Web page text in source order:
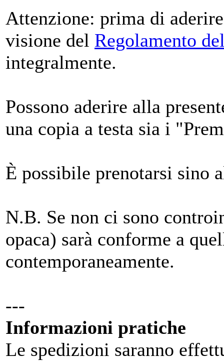
Attenzione: prima di
visione del Regolamento
integralmente.
Possono aderire alla
una copia a testa sia i
È possibile prenotarsi sino
N.B. Se non ci sono
opaca) sarà conforme a
contemporaneamente.
---
Informazioni pratiche
Le spedizioni saranno